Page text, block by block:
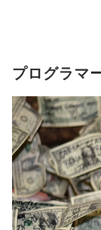
プログラマ